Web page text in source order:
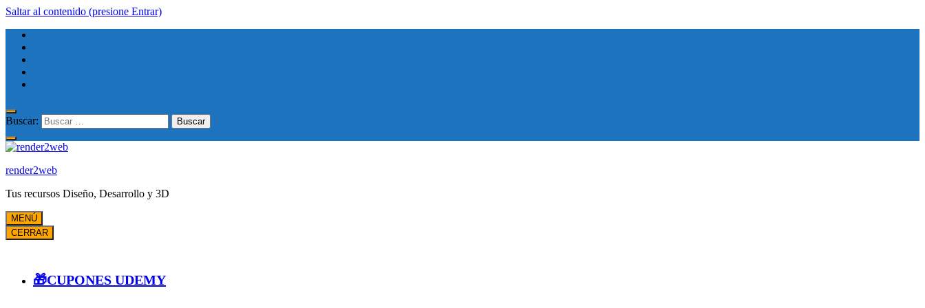
Saltar al contenido (presione Entrar)
Buscar:
render2web
Tus recursos Diseño, Desarrollo y 3D
MENÚ
CERRAR
🎁CUPONES UDEMY